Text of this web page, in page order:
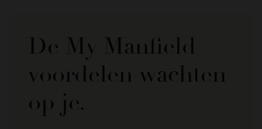
De My Manfield
voordelen wachten
op je.